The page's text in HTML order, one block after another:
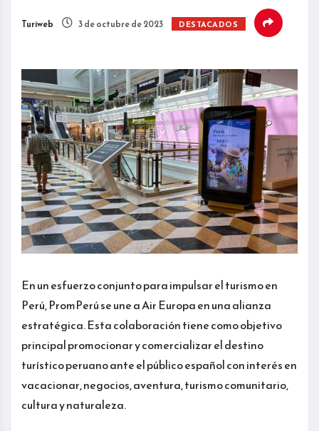
Turiweb 3 de octubre de 2023 DESTACADOS
En un esfuerzo conjunto para impulsar el turismo en
Perú, PromPerú se une a Air Europa en una alianza
estratégica. Esta colaboración tiene como objetivo
principal promocionar y comercializar el destino
turístico peruano ante el público español con interés en
vacacionar, negocios, aventura, turismo comunitario,
cultura y naturaleza.